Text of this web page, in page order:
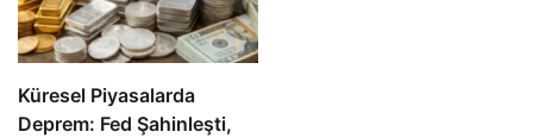
Küresel Piyasalarda
Deprem: Fed Şahinleşti,